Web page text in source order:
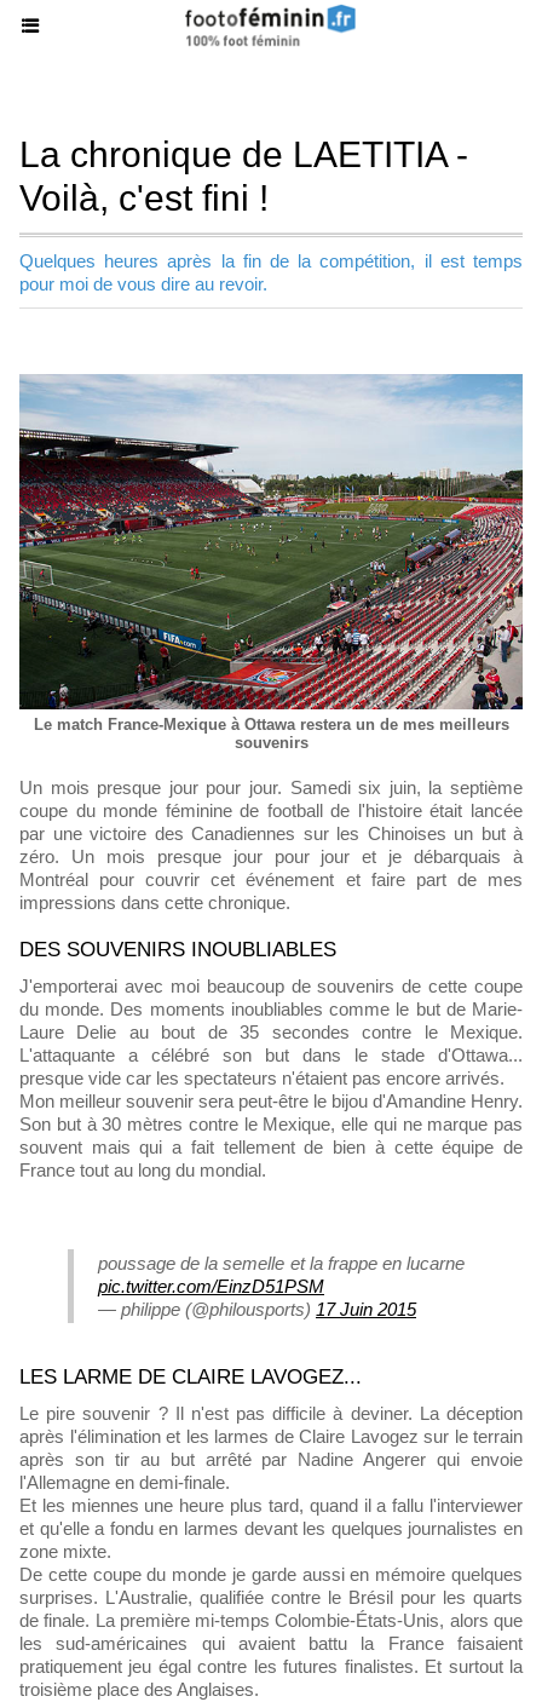
La chronique de LAETITIA -
Voilà, c'est fini !
Quelques heures après la fin de la compétition, il est temps
pour moi de vous dire au revoir.
Le match France-Mexique à Ottawa restera un de mes meilleurs
souvenirs
Un mois presque jour pour jour. Samedi six juin, la septième
coupe du monde féminine de football de l'histoire était lancée
par une victoire des Canadiennes sur les Chinoises un but à
zéro. Un mois presque jour pour jour et je débarquais à
Montréal pour couvrir cet événement et faire part de mes
impressions dans cette chronique.
DES SOUVENIRS INOUBLIABLES
J'emporterai avec moi beaucoup de souvenirs de cette coupe
du monde. Des moments inoubliables comme le but de Marie-
Laure Delie au bout de 35 secondes contre le Mexique.
L'attaquante a célébré son but dans le stade d'Ottawa...
presque vide car les spectateurs n'étaient pas encore arrivés.
Mon meilleur souvenir sera peut-être le bijou d'Amandine Henry.
Son but à 30 mètres contre le Mexique, elle qui ne marque pas
souvent mais qui a fait tellement de bien à cette équipe de
France tout au long du mondial.
poussage de la semelle et la frappe en lucarne
pic.twitter.com/EinzD51PSM
— philippe (@philousports) 17 Juin 2015
LES LARME DE CLAIRE LAVOGEZ...
Le pire souvenir ? Il n'est pas difficile à deviner. La déception
après l'élimination et les larmes de Claire Lavogez sur le terrain
après son tir au but arrêté par Nadine Angerer qui envoie
l'Allemagne en demi-finale.
Et les miennes une heure plus tard, quand il a fallu l'interviewer
et qu'elle a fondu en larmes devant les quelques journalistes en
zone mixte.
De cette coupe du monde je garde aussi en mémoire quelques
surprises. L'Australie, qualifiée contre le Brésil pour les quarts
de finale. La première mi-temps Colombie-États-Unis, alors que
les sud-américaines qui avaient battu la France faisaient
pratiquement jeu égal contre les futures finalistes. Et surtout la
troisième place des Anglaises.